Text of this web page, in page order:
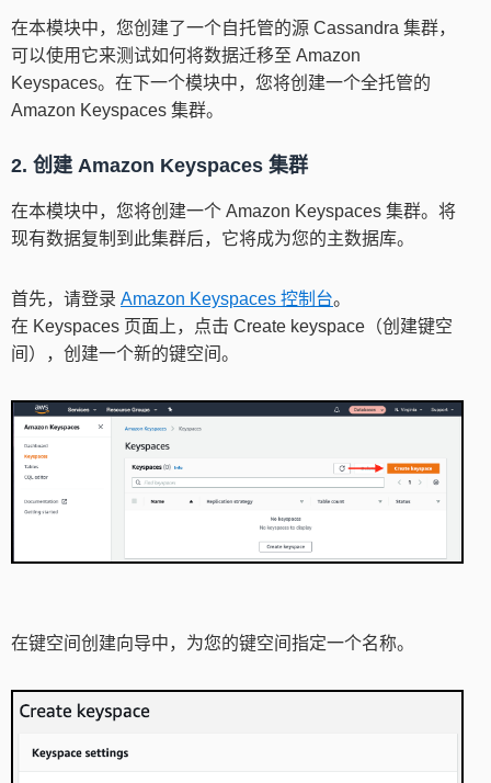
在本模块中，您创建了一个自托管的源 Cassandra 集群，
可以使用它来测试如何将数据迁移至 Amazon
Keyspaces。在下一个模块中，您将创建一个全托管的
Amazon Keyspaces 集群。
2. 创建 Amazon Keyspaces 集群
在本模块中，您将创建一个 Amazon Keyspaces 集群。将
现有数据复制到此集群后，它将成为您的主数据库。
首先，请登录 Amazon Keyspaces 控制台。
在 Keyspaces 页面上，点击 Create keyspace（创建键空
间），创建一个新的键空间。
在键空间创建向导中，为您的键空间指定一个名称。